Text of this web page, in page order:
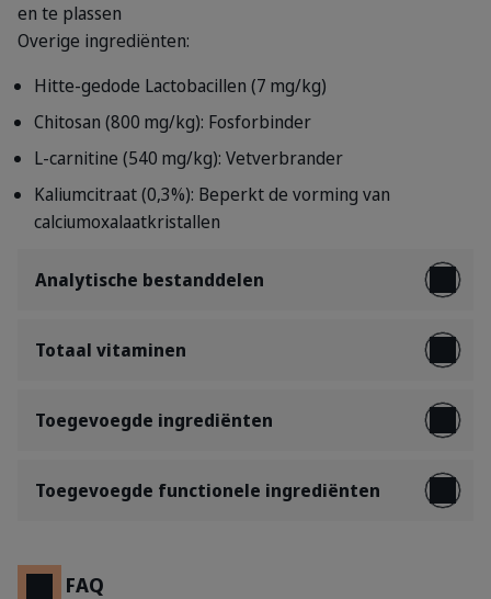
en te plassen
Overige ingrediënten:
Hitte-gedode Lactobacillen (7 mg/kg)
Chitosan (800 mg/kg): Fosforbinder
L-carnitine (540 mg/kg): Vetverbrander
Kaliumcitraat (0,3%): Beperkt de vorming van
calciumoxalaatkristallen
Analytische bestanddelen
Totaal vitaminen
Toegevoegde ingrediënten
Toegevoegde functionele ingrediënten
FAQ